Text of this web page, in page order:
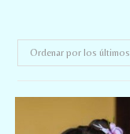
Ordenar por los últimos